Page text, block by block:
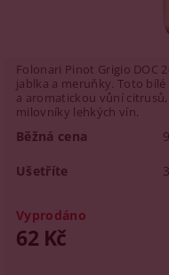
Folonari Pinot Grigio DOC
jablka a meruňky. Toto
a aromatickou vůní
milovníky lehkých vín.
Vyprodáno
Běžná cena
Ušetříte
62 Kč